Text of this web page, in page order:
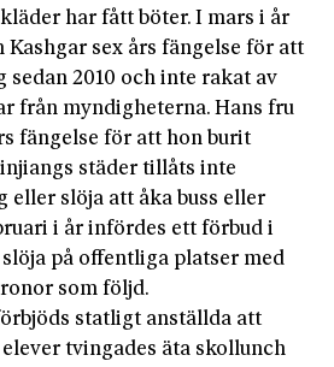
har fått böter. I mars i år
Kashgar sex års fängelse för att
sedan 2010 och inte rakat av
från myndigheterna. Hans fru
fängelse för att hon burit
städer tillåts inte
eller slöja att åka buss eller
i år infördes ett förbud i
på offentliga platser med
som följd.
statligt anställda att
tvingades äta skollunch